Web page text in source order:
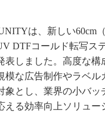
は、新しい60cm（
DTFコールド転写ス
表しました。高度な構
模な広告制作やラベル
象とし、業界の小バッ
える効率向上ソリュー